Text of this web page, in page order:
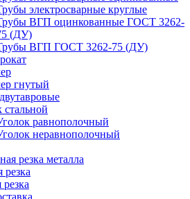
электросварные круглые
ВГП оцинкованные ГОСТ 3262-
(ДУ)
ВГП ГОСТ 3262-75 (ДУ)
гнутый
стальной
равнополочный
неравнополочный
резка металла
резка